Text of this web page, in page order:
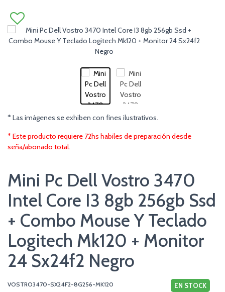
* Las imágenes se exhiben con fines ilustrativos.
* Este producto requiere 72hs habiles de preparación desde
seña/abonado total.
Mini Pc Dell Vostro 3470
Intel Core I3 8gb 256gb Ssd
+ Combo Mouse Y Teclado
Logitech Mk120 + Monitor
24 Sx24f2 Negro
VOSTRO3470-SX24F2-8G256-MK120 EN STOCK